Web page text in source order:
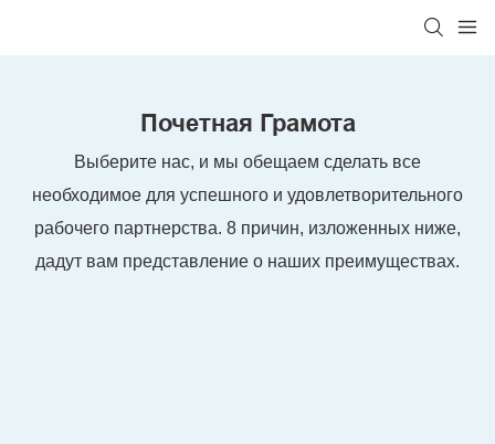
Почетная Грамота
Выберите нас, и мы обещаем сделать все
необходимое для успешного и удовлетворительного
рабочего партнерства. 8 причин, изложенных ниже,
дадут вам представление о наших преимуществах.